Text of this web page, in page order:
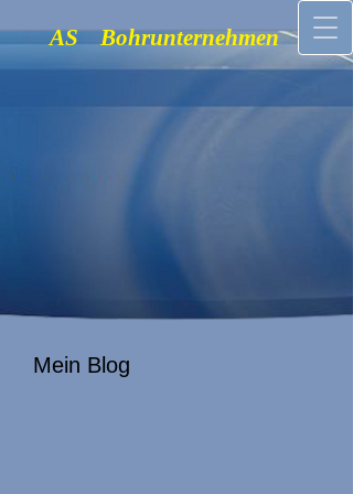
AS Bohrunternehmen
Mein Blog